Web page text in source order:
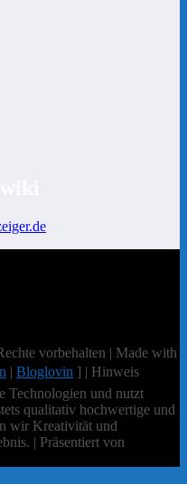
vorbehalten | Made with
| Bloglovin ] | Hinweis
Technologien und nutzt
qualitativ hochwertige und
wir Kreativität und
| Präsentiert von